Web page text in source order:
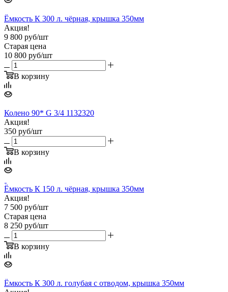
Ёмкость К 300 л. чёрная, крышка 350мм
Акция!
9 800 руб/шт
Старая цена
10 800 руб/шт
В корзину
Колено 90* G 3/4 1132320
Акция!
350 руб/шт
В корзину
Ёмкость К 150 л. чёрная, крышка 350мм
Акция!
7 500 руб/шт
Старая цена
8 250 руб/шт
В корзину
Ёмкость К 300 л. голубая с отводом, крышка 350мм